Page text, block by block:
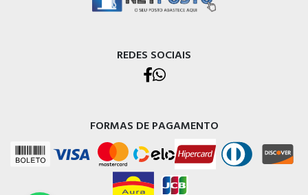
REDES SOCIAIS
FORMAS DE PAGAMENTO